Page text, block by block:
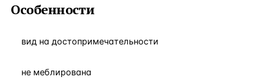
Особенности
вид на достопримечательности
не меблирована